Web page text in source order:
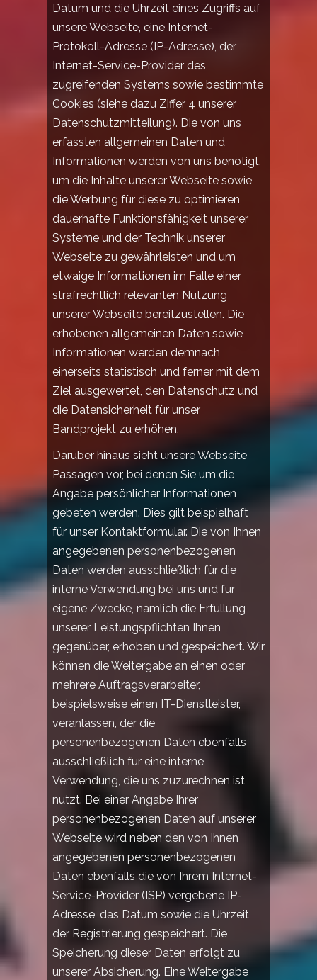
Datum und die Uhrzeit eines Zugriffs auf
unsere Webseite, eine Internet-
Protokoll-Adresse (IP-Adresse), der
Internet-Service-Provider des
zugreifenden Systems sowie bestimmte
Cookies (siehe dazu Ziffer 4 unserer
Datenschutzmitteilung). Die von uns
erfassten allgemeinen Daten und
Informationen werden von uns benötigt,
um die Inhalte unserer Webseite sowie
die Werbung für diese zu optimieren,
dauerhafte Funktionsfähigkeit unserer
Systeme und der Technik unserer
Webseite zu gewährleisten und um
etwaige Informationen im Falle einer
strafrechtlich relevanten Nutzung
unserer Webseite bereitzustellen. Die
erhobenen allgemeinen Daten sowie
Informationen werden demnach
einerseits statistisch und ferner mit dem
Ziel ausgewertet, den Datenschutz und
die Datensicherheit für unser
Bandprojekt zu erhöhen.
Darüber hinaus sieht unsere Webseite
Passagen vor, bei denen Sie um die
Angabe persönlicher Informationen
gebeten werden. Dies gilt beispielhaft
für unser Kontaktformular. Die von Ihnen
angegebenen personenbezogenen
Daten werden ausschließlich für die
interne Verwendung bei uns und für
eigene Zwecke, nämlich die Erfüllung
unserer Leistungspflichten Ihnen
gegenüber, erhoben und gespeichert. Wir
können die Weitergabe an einen oder
mehrere Auftragsverarbeiter,
beispielsweise einen IT-Dienstleister,
veranlassen, der die
personenbezogenen Daten ebenfalls
ausschließlich für eine interne
Verwendung, die uns zuzurechnen ist,
nutzt. Bei einer Angabe Ihrer
personenbezogenen Daten auf unserer
Webseite wird neben den von Ihnen
angegebenen personenbezogenen
Daten ebenfalls die von Ihrem Internet-
Service-Provider (ISP) vergebene IP-
Adresse, das Datum sowie die Uhrzeit
der Registrierung gespeichert. Die
Speicherung dieser Daten erfolgt zu
unserer Absicherung. Eine Weitergabe